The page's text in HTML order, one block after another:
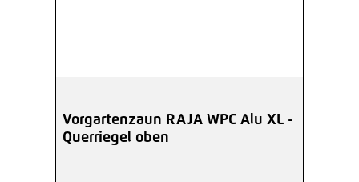
Vorgartenzaun RAJA WPC Alu XL -
Querriegel oben